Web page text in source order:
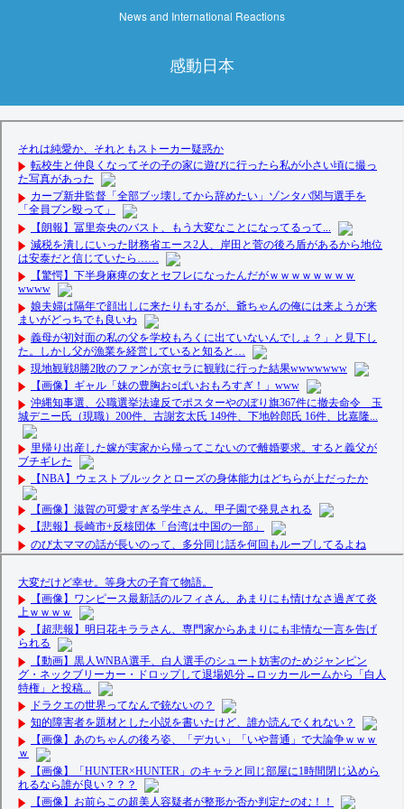
News and International Reactions
感動日本